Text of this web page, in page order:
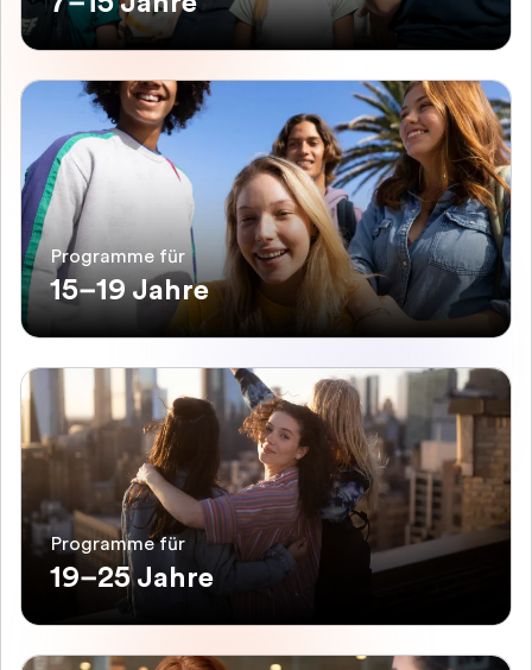
Programme für
15–19 Jahre
Programme für
19–25 Jahre